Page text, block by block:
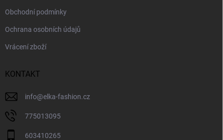
Obchodní podmínky
Ochrana osobních údajů
Vrácení zboží
KONTAKT
info@elka-fashion.cz
775013095
603410265